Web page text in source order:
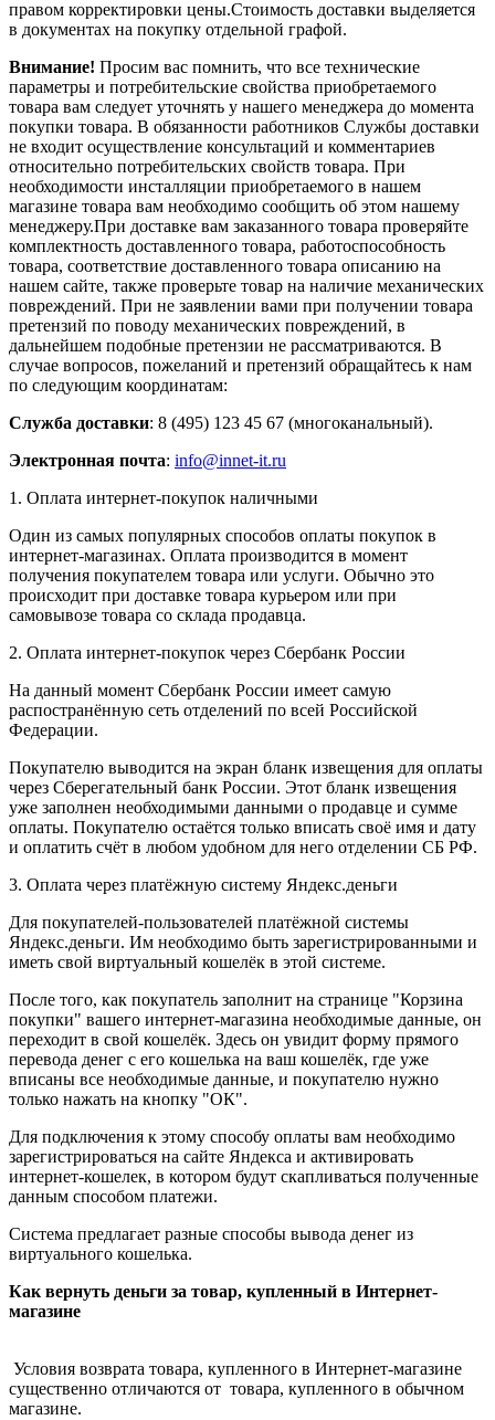
правом корректировки цены.Стоимость доставки выделяется
в документах на покупку отдельной графой.
Внимание! Просим вас помнить, что все технические
параметры и потребительские свойства приобретаемого
товара вам следует уточнять у нашего менеджера до момента
покупки товара. В обязанности работников Службы доставки
не входит осуществление консультаций и комментариев
относительно потребительских свойств товара. При
необходимости инсталляции приобретаемого в нашем
магазине товара вам необходимо сообщить об этом нашему
менеджеру.При доставке вам заказанного товара проверяйте
комплектность доставленного товара, работоспособность
товара, соответствие доставленного товара описанию на
нашем сайте, также проверьте товар на наличие механических
повреждений. При не заявлении вами при получении товара
претензий по поводу механических повреждений, в
дальнейшем подобные претензии не рассматриваются. В
случае вопросов, пожеланий и претензий обращайтесь к нам
по следующим координатам:
Служба доставки: 8 (495) 123 45 67 (многоканальный).
Электронная почта: info@innet-it.ru
1. Оплата интернет-покупок наличными
Один из самых популярных способов оплаты покупок в
интернет-магазинах. Оплата производится в момент
получения покупателем товара или услуги. Обычно это
происходит при доставке товара курьером или при
самовывозе товара со склада продавца.
2. Оплата интернет-покупок через Сбербанк России
На данный момент Сбербанк России имеет самую
распостранённую сеть отделений по всей Российской
Федерации.
Покупателю выводится на экран бланк извещения для оплаты
через Сберегательный банк России. Этот бланк извещения
уже заполнен необходимыми данными о продавце и сумме
оплаты. Покупателю остаётся только вписать своё имя и дату
и оплатить счёт в любом удобном для него отделении СБ РФ.
3. Оплата через платёжную систему Яндекс.деньги
Для покупателей-пользователей платёжной системы
Яндекс.деньги. Им необходимо быть зарегистрированными и
иметь свой виртуальный кошелёк в этой системе.
После того, как покупатель заполнит на странице "Корзина
покупки" вашего интернет-магазина необходимые данные, он
переходит в свой кошелёк. Здесь он увидит форму прямого
перевода денег с его кошелька на ваш кошелёк, где уже
вписаны все необходимые данные, и покупателю нужно
только нажать на кнопку "ОК".
Для подключения к этому способу оплаты вам необходимо
зарегистрироваться на сайте Яндекса и активировать
интернет-кошелек, в котором будут скапливаться полученные
данным способом платежи.
Система предлагает разные способы вывода денег из
виртуального кошелька.
Как вернуть деньги за товар, купленный в Интернет-
магазине
Условия возврата товара, купленного в Интернет-магазине
существенно отличаются от товара, купленного в обычном
магазине.